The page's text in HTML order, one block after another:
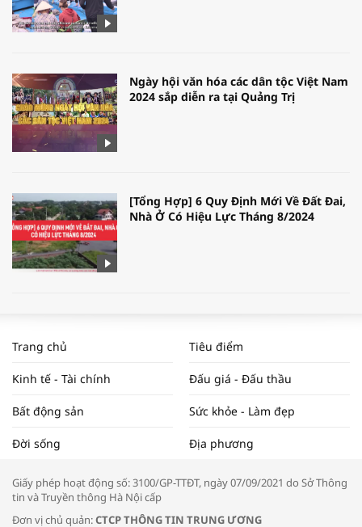
Ngày hội văn hóa các dân tộc Việt Nam
2024 sắp diễn ra tại Quảng Trị
[Tổng Hợp] 6 Quy Định Mới Về Đất Đai,
Nhà Ở Có Hiệu Lực Tháng 8/2024
ĐẬP THỊ TRƯỜNG #62
Tọa đàm “Xúc tiến thương mại: Khơi
Trang chủ Tiêu điểm
Kinh tế - Tài chính Đấu giá - Đấu thầu
Bất động sản Sức khỏe - Làm đẹp
Đời sống Địa phương
Giấy phép hoạt động số: 3100/GP-TTĐT, ngày 07/09/2021 do Sở Thông
tin và Truyền thông Hà Nội cấp
Đơn vị chủ quản:CTCP THÔNG TIN TRUNG ƯƠNG